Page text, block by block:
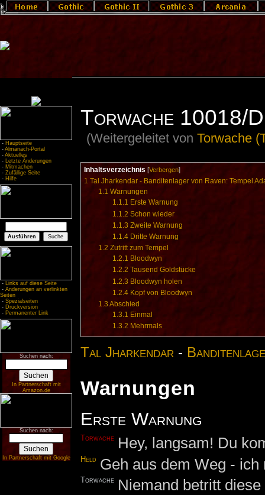
- Hauptseite
- Almanach-Portal
- Aktuelles
- Letzte Änderungen
- Mitmachen
- Zufällige Seite
- Hilfe
- Links auf diese Seite
- Änderungen an verlinkten
Seiten
- Spezialseiten
- Druckversion
- Permanenter Link
Suchen nach:
In Partnerschaft mit
Amazon.de
Suchen nach:
In Partnerschaft mit Google
Torwache 10018/
(Weitergeleitet vonTorwache
Inhaltsverzeichnis [Verbergen]
1 Tal Jharkendar - Banditenlager von Raven: Tempel
1.1 Warnungen
1.1.1 Erste Warnung
1.1.2 Schon wieder
1.1.3 Zweite Warnung
1.1.4 Dritte Warnung
1.2 Zutritt zum Tempel
1.2.1 Bloodwyn
1.2.2 Tausend Goldstücke
1.2.3 Bloodwyn holen
1.2.4 Kopf von Bloodwyn
1.3 Abschied
1.3.1 Einmal
1.3.2 Mehrmals
Tal Jharkendar -
Warnungen
Erste Warnung
Torwache Hey, langsam! Du
Held Geh aus dem Weg -
Torwache Niemand betritt